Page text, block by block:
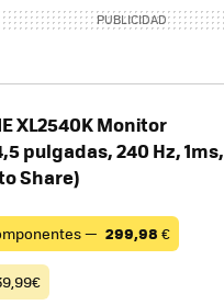
XL2540K Monitor
pulgadas, 240 Hz, 1ms,
Share)
— 299,98 €